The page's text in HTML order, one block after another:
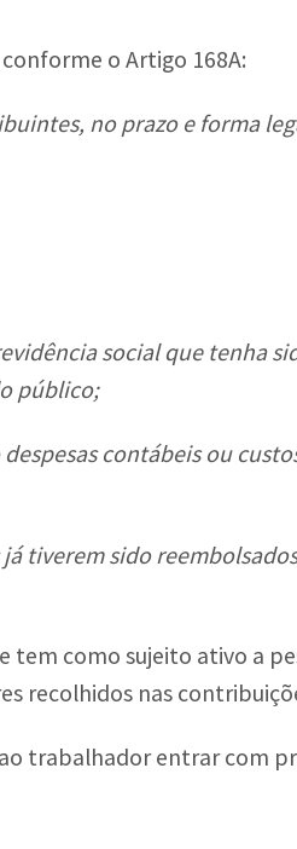
conforme o Artigo 168A:
no prazo e forma
social que tenha
público;
contábeis ou
tiverem sido
tem como sujeito ativo a
recolhidos nas
trabalhador entrar com